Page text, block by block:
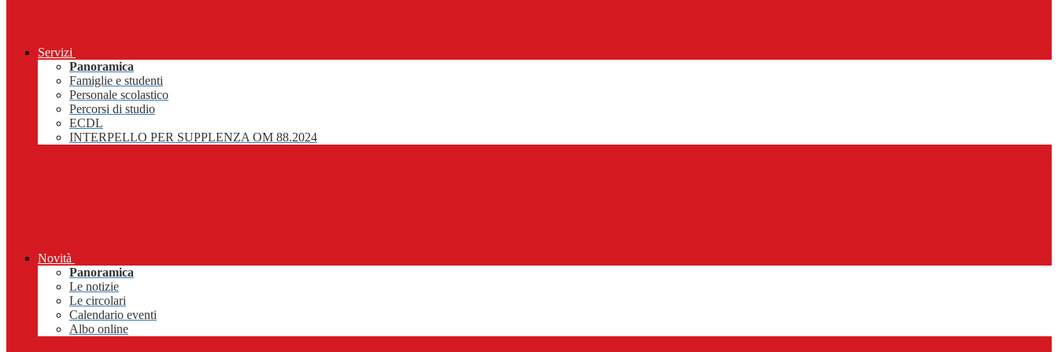
Servizi
Panoramica
Famiglie e studenti
Personale scolastico
Percorsi di studio
ECDL
INTERPELLO PER SUPPLENZA OM 88.2024
Novità
Panoramica
Le notizie
Le circolari
Calendario eventi
Albo online